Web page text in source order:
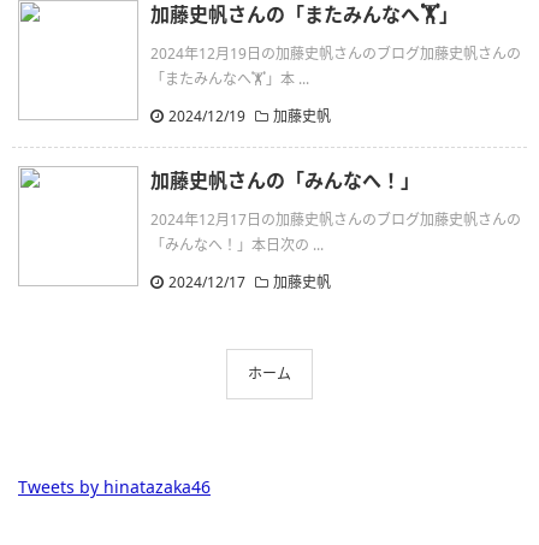
加藤史帆さんの「またみんなへ🏋️」
2024年12月19日の加藤史帆さんのブログ加藤史帆さんの
「またみんなへ🏋️」本 ...
2024/12/19
加藤史帆
加藤史帆さんの「みんなへ！」
2024年12月17日の加藤史帆さんのブログ加藤史帆さんの
「みんなへ！」本日次の ...
2024/12/17
加藤史帆
ホーム
Tweets by hinatazaka46